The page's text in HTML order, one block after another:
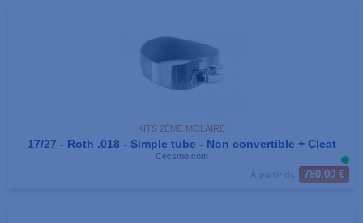
KITS 2ÈME MOLAIRE
17/27 - Roth .018 - Simple tube - Non convertible + Cleat
Cecsmo.com
780.00 €